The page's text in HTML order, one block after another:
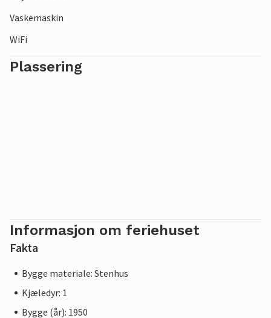
Vaskemaskin
WiFi
Plassering
Informasjon om feriehuset
Fakta
Bygge materiale: Stenhus
Kjæledyr: 1
Bygge (år): 1950